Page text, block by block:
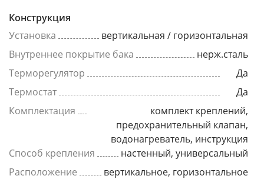
Конструкция
Установка
вертикальная / горизонтальная
Внутреннее покрытие бака
нерж.сталь
Терморегулятор
Да
Термостат
Да
Комплектация
комплект креплений,
предохранительный клапан,
водонагреватель, инструкция
Способ крепления
настенный, универсальный
Расположение
вертикальное, горизонтальное